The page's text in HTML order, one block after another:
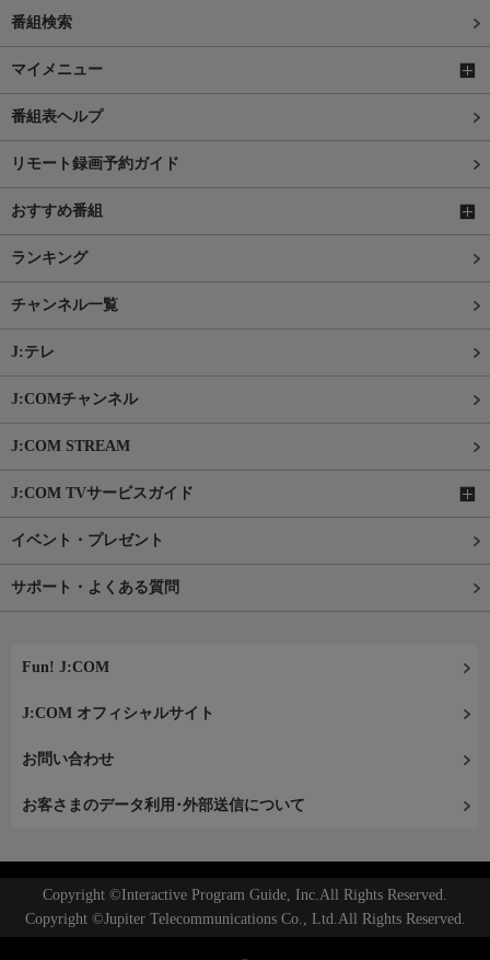
番組検索
マイメニュー
番組表ヘルプ
リモート録画予約ガイド
おすすめ番組
ランキング
チャンネル一覧
J:テレ
J:COMチャンネル
J:COM STREAM
J:COM TVサービスガイド
イベント・プレゼント
サポート・よくある質問
Fun! J:COM
J:COM オフィシャルサイト
お問い合わせ
お客さまのデータ利用･外部送信について
Copyright ©Interactive Program Guide, Inc.All Rights Reserved.
Copyright ©Jupiter Telecommunications Co., Ltd.All Rights Reserved.